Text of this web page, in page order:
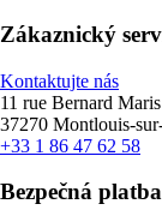
Zákaznický
Kontaktujte nás
11 rue Bernard Maris
37270 Montlouis-
+33 1 86 47 62 58
Bezpečná platba